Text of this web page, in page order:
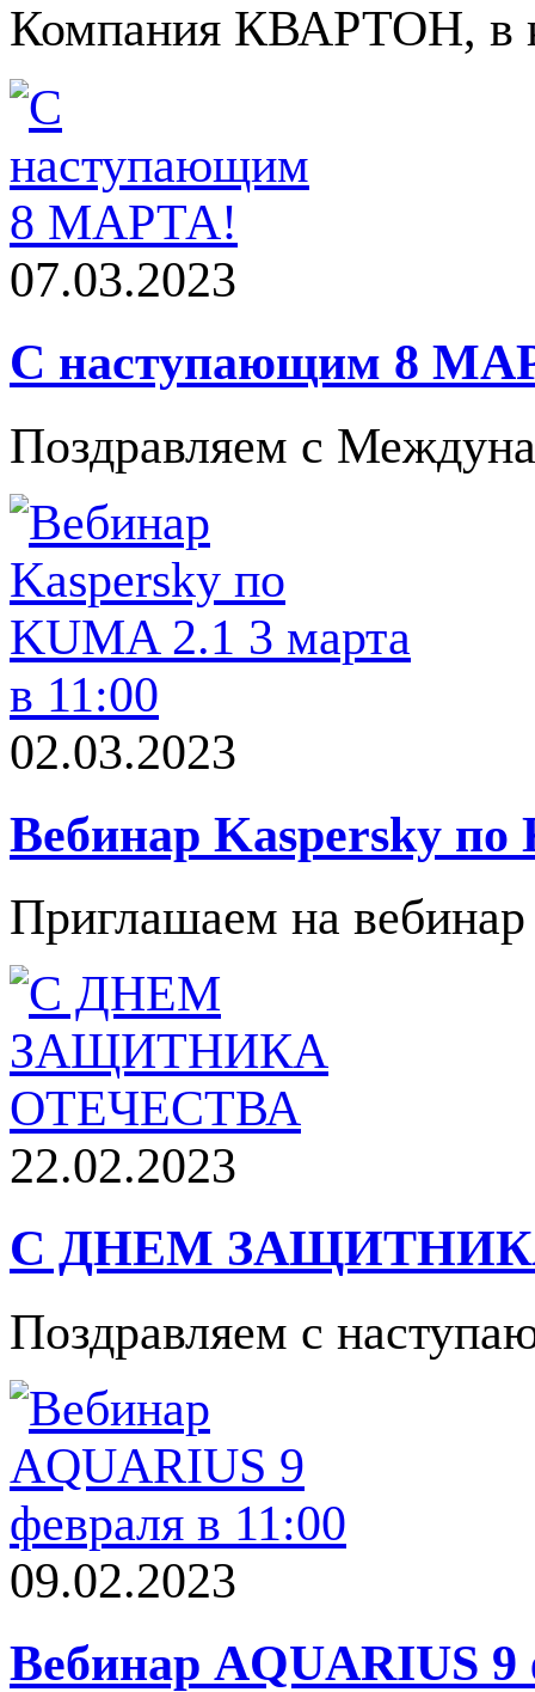
Компания КВАРТОН, в
07.03.2023
С наступающим 8
Поздравляем с
02.03.2023
Вебинар Kaspersky по
Приглашаем на
22.02.2023
С ДНЕМ
Поздравляем с
09.02.2023
Вебинар AQUARIUS 9